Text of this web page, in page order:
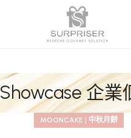
Showcase 企業
MOONCAKE | 中秋月餅